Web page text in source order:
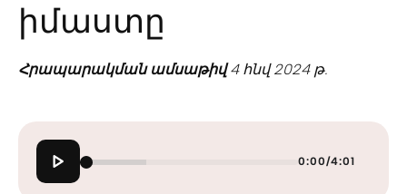
իմաստը
Հրապարակման ամսաթիվ4 հնվ 2024 թ.
0:00/4:01